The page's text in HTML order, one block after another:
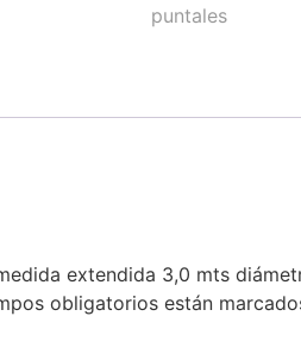
puntales
extendida 3,0 mts
obligatorios están